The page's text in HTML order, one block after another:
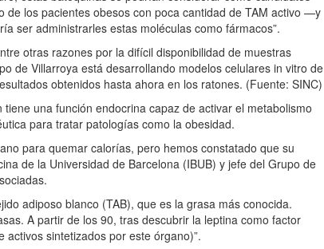
los pacientes obesos con poca cantidad de TAM activo —y
ser administrarles estas moléculas como fármacos”.
otras razones por la difícil disponibilidad de muestras
de Villarroya está desarrollando modelos celulares in vitro de
obtenidos hasta ahora en los ratones. (Fuente: SINC)
una función endocrina capaz de activar el metabolismo
para tratar patologías como la obesidad.
para quemar calorías, pero hemos constatado que su
de la Universidad de Barcelona (IBUB) y jefe del Grupo de
adiposo blanco (TAB), que es la grasa más conocida.
A partir de los 90, tras descubrir la leptina como factor
sintetizados por este órgano)”.